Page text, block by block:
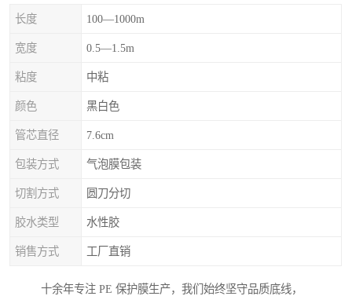
长度 100—1000m
宽度 0.5—1.5m
粘度 中粘
颜色 黑白色
管芯直径 7.6cm
包装方式 气泡膜包装
切割方式 圆刀分切
胶水类型 水性胶
销售方式 工厂直销
十余年专注 PE 保护膜生产，我们始终坚守品质底线，